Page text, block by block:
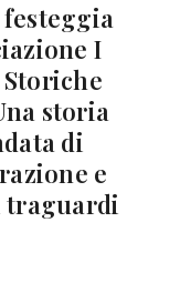
festeggia
I
storia
di
e
traguardi